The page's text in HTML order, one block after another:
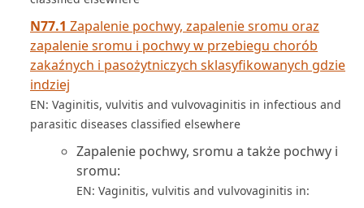
N77.1 Zapalenie pochwy, zapalenie sromu oraz
zapalenie sromu i pochwy w przebiegu chorób
zakaźnych i pasożytniczych sklasyfikowanych gdzie
indziej
EN: Vaginitis, vulvitis and vulvovaginitis in infectious and
parasitic diseases classified elsewhere
Zapalenie pochwy, sromu a także pochwy i
sromu:
EN: Vaginitis, vulvitis and vulvovaginitis in: